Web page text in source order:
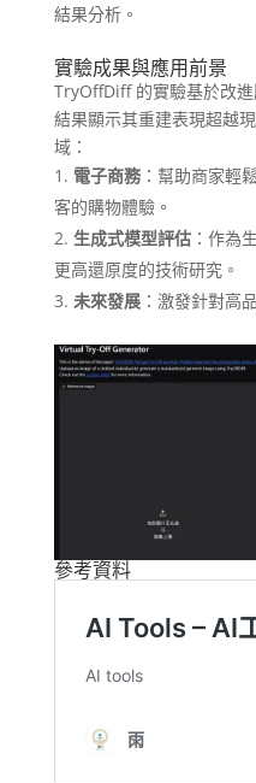
結果分析。
實驗成果與應用前景
TryOffDiff 的實驗基於改
結果顯示其重建表現超越
域：
電子商務：幫助商家輕
客的購物體驗。
生成式模型評估：作為
更高還原度的技術研究。
未來發展：激發針對高
參考資料